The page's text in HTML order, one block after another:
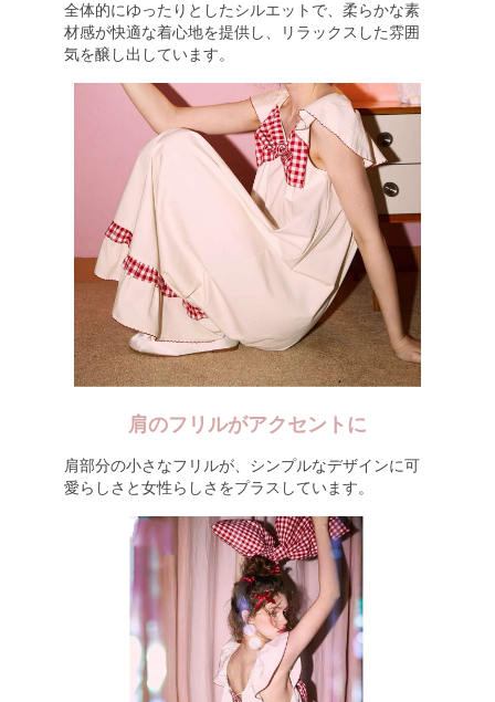
全体的にゆったりとしたシルエットで、柔らかな素
材感が快適な着心地を提供し、リラックスした雰囲
気を醸し出しています。
肩のフリルがアクセントに
肩部分の小さなフリルが、シンプルなデザインに可
愛らしさと女性らしさをプラスしています。